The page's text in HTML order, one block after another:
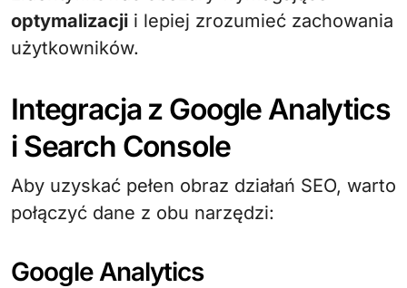
optymalizacji i lepiej zrozumieć zachowania
użytkowników.
Integracja z Google Analytics
i Search Console
Aby uzyskać pełen obraz działań SEO, warto
połączyć dane z obu narzędzi:
Google Analytics